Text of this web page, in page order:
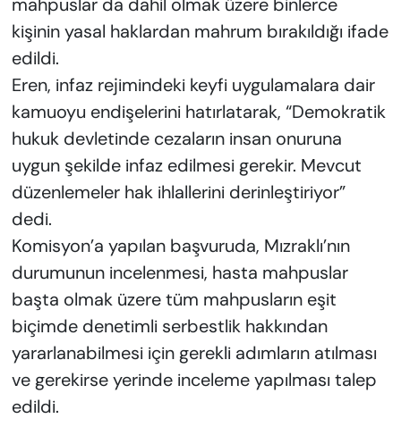
mahpuslar da dahil olmak üzere binlerce
kişinin yasal haklardan mahrum bırakıldığı ifade
edildi.
Eren, infaz rejimindeki keyfi uygulamalara dair
kamuoyu endişelerini hatırlatarak, “Demokratik
hukuk devletinde cezaların insan onuruna
uygun şekilde infaz edilmesi gerekir. Mevcut
düzenlemeler hak ihlallerini derinleştiriyor”
dedi.
Komisyon’a yapılan başvuruda, Mızraklı’nın
durumunun incelenmesi, hasta mahpuslar
başta olmak üzere tüm mahpusların eşit
biçimde denetimli serbestlik hakkından
yararlanabilmesi için gerekli adımların atılması
ve gerekirse yerinde inceleme yapılması talep
edildi.